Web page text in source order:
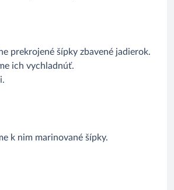
prekrojené šípky zbavené jadierok.
ich vychladnúť.
k nim marinované šípky.